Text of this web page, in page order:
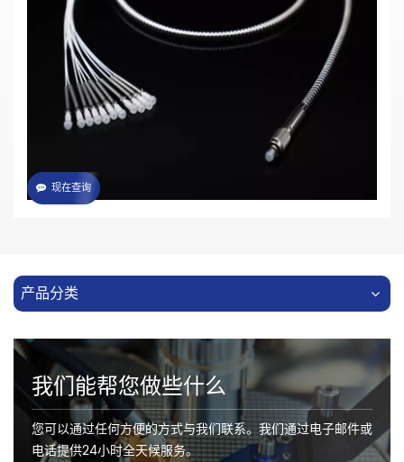
·LDI导光束自由弯曲，灵活使用
·可选用高传输率日本进口石英光纤制作
·可选用高传输率进口肖特石英光纤制作
·可提供多种标准接口
·可根据要求定制不同规格通光芯径光纤束
·可根据要求定制其他规格接口
现在查询
产品分类
我们能帮您做些什么
您可以通过任何方便的方式与我们联系。我们通过电子邮件或
电话提供24小时全天候服务。